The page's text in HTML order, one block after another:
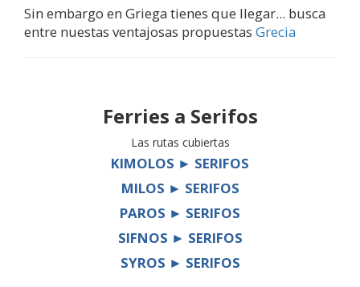
Sin embargo en Griega tienes que llegar... busca
entre nuestas ventajosas propuestas Grecia
Ferries a Serifos
Las rutas cubiertas
KIMOLOS ► SERIFOS
MILOS ► SERIFOS
PAROS ► SERIFOS
SIFNOS ► SERIFOS
SYROS ► SERIFOS